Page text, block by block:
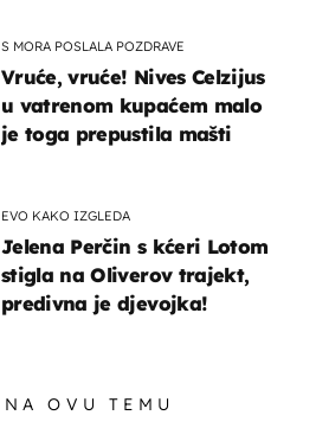
S MORA POSLALA POZDRAVE
Vruće, vruće! Nives Celzijus
u vatrenom kupaćem malo
je toga prepustila mašti
EVO KAKO IZGLEDA
Jelena Perčin s kćeri Lotom
stigla na Oliverov trajekt,
predivna je djevojka!
NA OVU TEMU